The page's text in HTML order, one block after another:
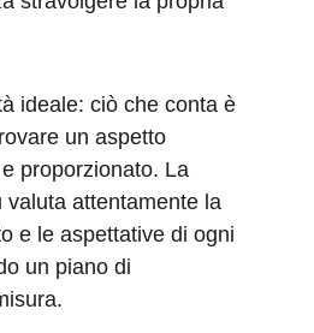
ideale: ciò che conta è
un aspetto
proporzionato. La
valuta attentamente la
e le aspettative di ogni
un piano di